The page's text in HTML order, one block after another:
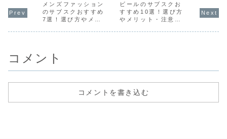
ブスクリプション
サービスを利用す
れば、手軽に本物
の絵画を自宅に飾
れたデザインの家
具を利用したい方
や、ライフスタイ
ルの変化に柔軟に
や家電の調達に頭
を悩ませることが
あります。そんな
悩みを解決するの
な課題に直
ことがあり
メンズファッション
のサブスクおすすめ
7選！選び方やメリ
ビールのサブスクお
すすめ10選！選び方
やメリット・注意点
コメント
コメントを書き込む